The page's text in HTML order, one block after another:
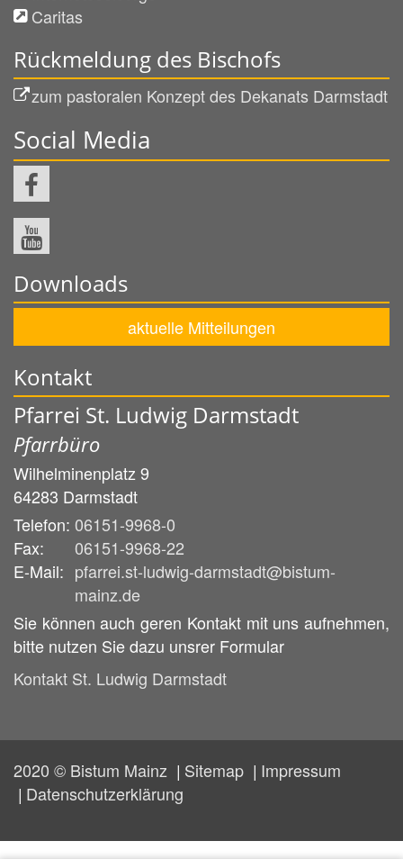
Caritas
Rückmeldung des Bischofs
zum pastoralen Konzept des Dekanats Darmstadt
Social Media
Downloads
aktuelle Mitteilungen
Kontakt
Pfarrei St. Ludwig Darmstadt
Pfarrbüro
Wilhelminenplatz 9
64283 Darmstadt
Telefon: 06151-9968-0
Fax:
06151-9968-22
E-Mail: pfarrei.st-ludwig-darmstadt@bistum-
mainz.de
Sie können auch geren Kontakt mit uns aufnehmen,
bitte nutzen Sie dazu unsrer Formular
Kontakt St. Ludwig Darmstadt
2020 © Bistum Mainz Sitemap
Impressum
Datenschutzerklärung